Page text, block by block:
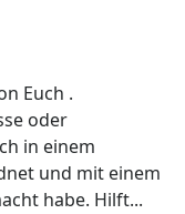
Euch .
oder
in einem
und mit einem
habe. Hilft...